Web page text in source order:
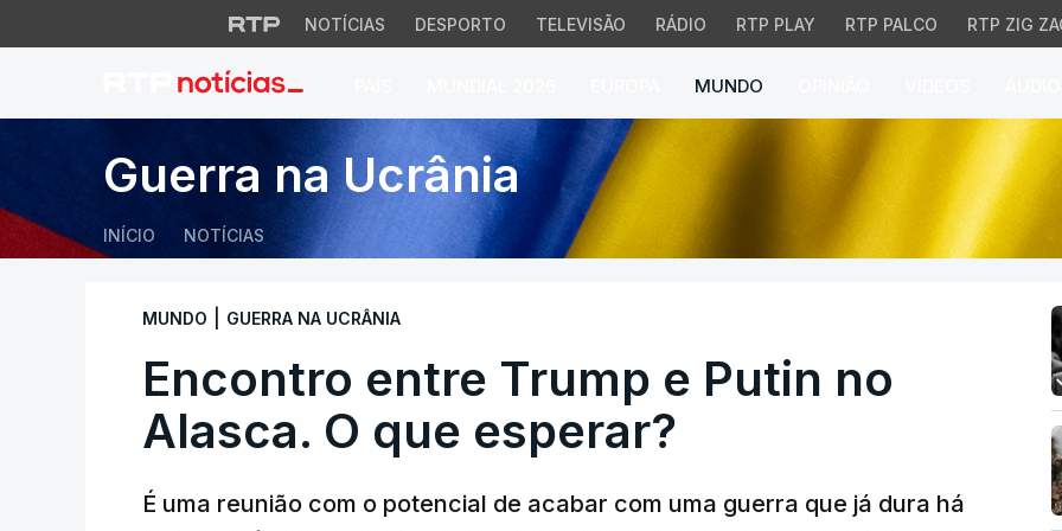
NOTÍCIAS DESPORTO TELEVISÃO RÁDIO RTP PLAY RTP PALCO RTP ZIG
MUNDO
Encontro entre Trump e Putin no Alasca. O
Guerra na Ucrânia
INÍCIO NOTÍCIAS
MUNDO GUERRA NA UCRÂNIA
Encontro entre Trump e Putin no
Alasca. O que esperar?
É uma reunião com o potencial de acabar com uma guerra que já dura há